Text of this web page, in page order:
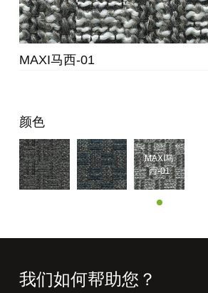
MAXI马西-01
颜色
MAXI马
西-01
我们如何帮助您？